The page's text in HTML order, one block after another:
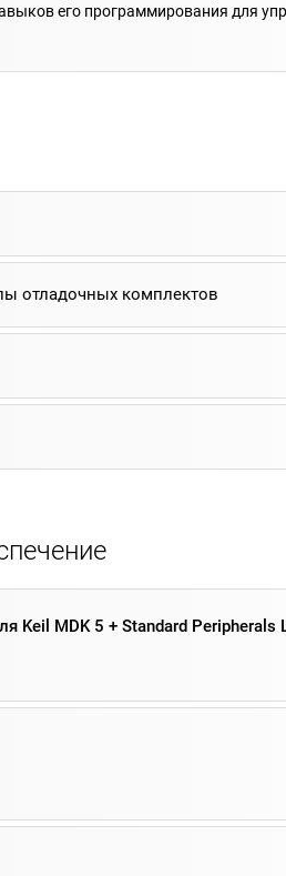
его программирования для
отладочных комплектов
Keil MDK 5 + Standard Peripherals